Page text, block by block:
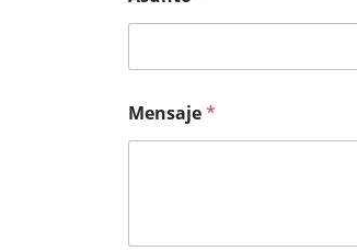
Mensaje*